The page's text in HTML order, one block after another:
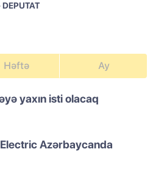
Həftə Ay
yaxın isti olacaq
Azərbaycanda